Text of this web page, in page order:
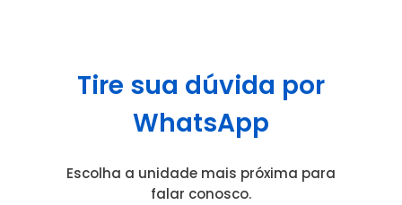
Tire sua dúvida por
WhatsApp
Escolha a unidade mais próxima para
falar conosco.